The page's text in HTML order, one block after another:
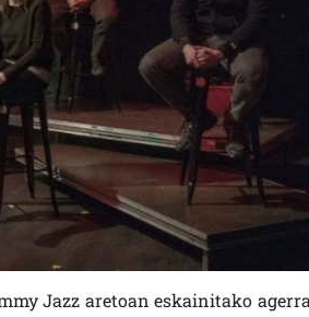
Jazz aretoan eskainitako